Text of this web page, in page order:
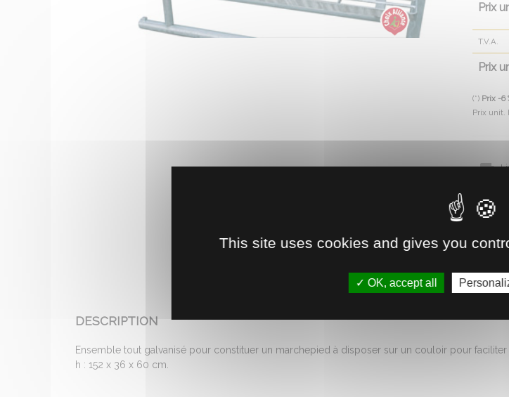
Prix
T.V.A.
Prix
(*) Prix -6
Prix unit.
DESCRIPTION
Ensemble tout galvanisé pour constituer un marchepied à disposer sur un couloir pour
h : 152 x 36 x 60 cm.
This site uses cookies and gives you
OK, accept all